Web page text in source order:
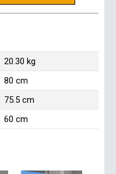
20.30 kg
80 cm
75.5 cm
60 cm